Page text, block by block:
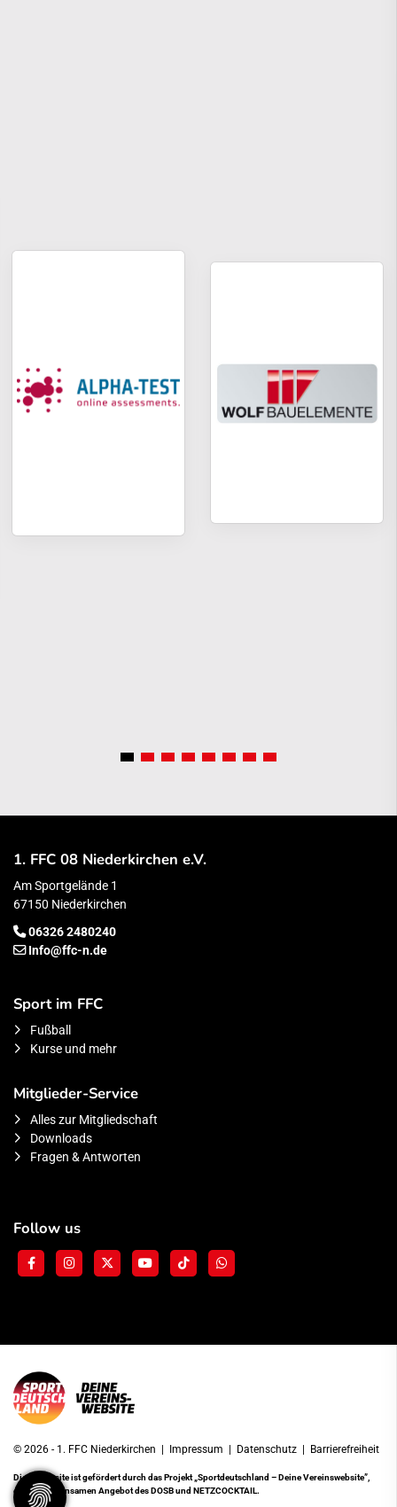
1. FFC 08 Niederkirchen e.V.
Am Sportgelände 1
67150 Niederkirchen
06326 2480240
Info@ffc-n.de
Sport im FFC
Fußball
Kurse und mehr
Mitglieder-Service
Alles zur Mitgliedschaft
Downloads
Fragen & Antworten
Follow us
© 2026 - 1. FFC Niederkirchen | Impressum | Datenschutz | Barrierefreiheit
Diese Website ist gefördert durch das Projekt„Sportdeutschland – Deine Vereinswebsite”,
einem gemeinsamen Angebot des DOSB und NETZCOCKTAIL.